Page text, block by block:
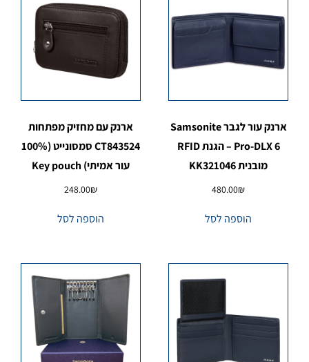
ארנק עור לגבר Samsonite
Pro-DLX 6 – הגנת RFID
מובנית KK321046
480.00₪
הוספה לסל
ארנק עם מחזיק מפתחות
CT843524 סמסונייט (100%
עור אמיתי) Key pouch
248.00₪
הוספה לסל